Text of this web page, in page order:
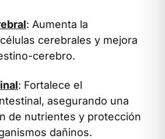
: Aumenta la
cerebrales y mejora
cerebro.
: Fortalece el
asegurando una
de nutrientes y protección
dañinos.